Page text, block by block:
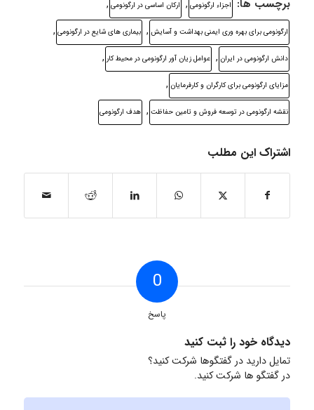
برچسب ها: اجزاء ارگونومی , ارکان اساسی در ارگونومی ,
ارگونومی برای بهره وری ایمنی بهداشت و آسایش , بیماری های شایع در ارگونومی ,
دانش ارگونومی در ایران , عوامل زیان آور ارگونومی در محیط کار ,
مزایای ارگونومی برای کارگران و کارفرمایان ,
نقشه ارگونومی در توسعه فروش و تامین حفاظت , هدف ارگونومی
اشتراک این مطلب
0
پاسخ
دیدگاه خود را ثبت کنید
تمایل دارید در گفتگوها شرکت کنید؟
در گفتگو ها شرکت کنید.